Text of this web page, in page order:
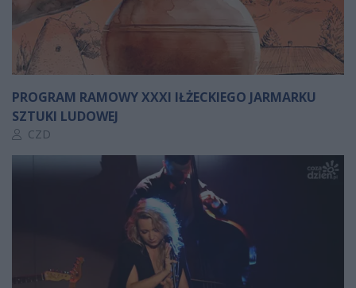
PROGRAM RAMOWY XXXI IŁŻECKIEGO JARMARKU
SZTUKI LUDOWEJ
Autor artykułu:
CZD